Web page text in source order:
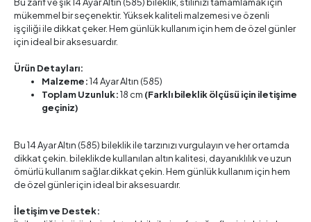
mükemmel bir seçenektir. Yüksek kaliteli malzemesi ve özenli
işçiliği ile dikkat çeker. Hem günlük kullanım için hem de özel günler
için ideal bir aksesuardır.
Ürün Detayları:
Malzeme:14 Ayar Altın (585)
Toplam Uzunluk:18 cm (Farklı bileklik ölçüsü için iletişime
geçiniz)
Bu 14 Ayar Altın (585) bileklik ile tarzınızı vurgulayın ve her ortamda
dikkat çekin. bileklikde kullanılan altın kalitesi, dayanıklılık ve uzun
ömürlü kullanım sağlar.dikkat çekin. Hem günlük kullanım için hem
de özel günler için ideal bir aksesuardır.
İletişim ve Destek: